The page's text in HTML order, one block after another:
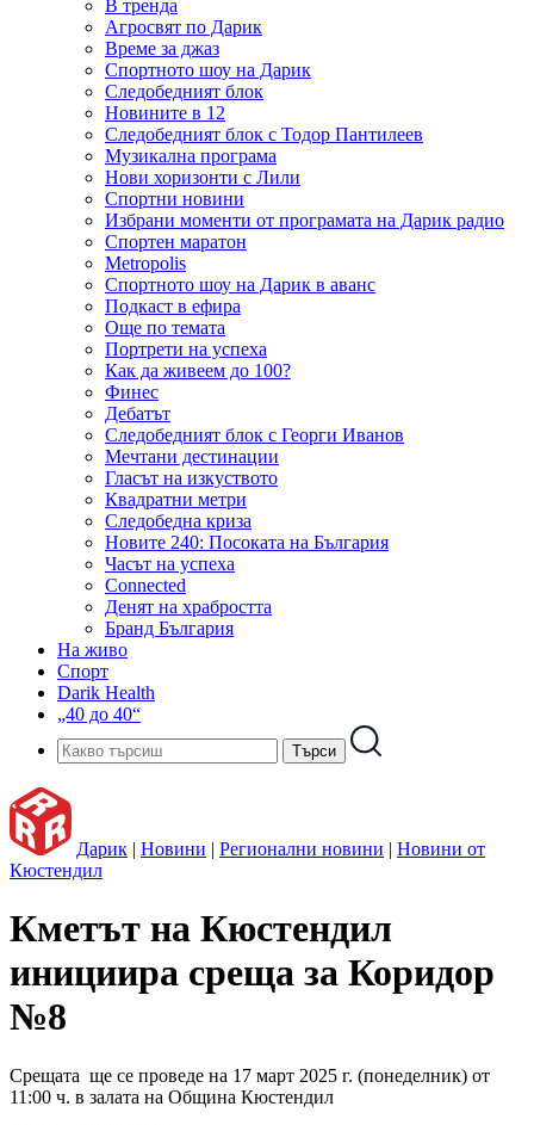
В тренда
Агросвят по Дарик
Време за джаз
Спортното шоу на Дарик
Следобедният блок
Новините в 12
Следобедният блок с Тодор Пантилеев
Музикална програма
Нови хоризонти с Лили
Спортни новини
Избрани моменти от програмата на Дарик радио
Спортен маратон
Metropolis
Спортното шоу на Дарик в аванс
Подкаст в ефира
Още по темата
Портрети на успеха
Как да живеем до 100?
Финес
Дебатът
Следобедният блок с Георги Иванов
Мечтани дестинации
Гласът на изкуството
Квадратни метри
Следобедна криза
Новите 240: Посоката на България
Часът на успеха
Connected
Денят на храбростта
Бранд България
На живо
Спорт
Darik Health
„40 до 40“
Дарик | Новини | Регионални новини | Новини от
Кюстендил
Кметът на Кюстендил
инициира среща за Коридор
№8
Срещата ще се проведе на 17 март 2025 г. (понеделник) от
11:00 ч. в залата на Община Кюстендил